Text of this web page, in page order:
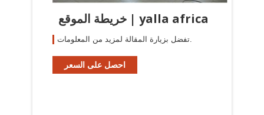
خريطة الموقع | yalla africa
تفضل بزيارة المقالة لمزيد من المعلومات.
احصل على السعر